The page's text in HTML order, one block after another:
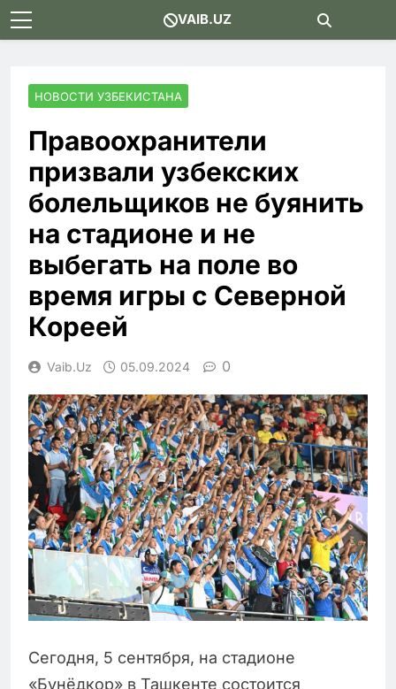
Skip
to
VAIB.UZ
НОВОСТИ УЗБЕКИСТАНА
Правоохранители
призвали узбекских
болельщиков не буянить
на стадионе и не
выбегать на поле во
время игры с Северной
Кореей
Vaib.uz 05.09.2024 0
Сегодня, 5 сентября, на стадионе
«Бунёдкор» в Ташкенте состоится